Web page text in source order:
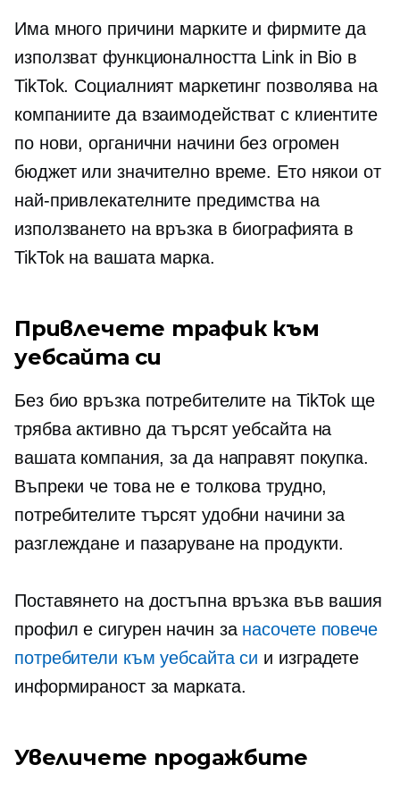
Има много причини марките и фирмите да
използват функционалността Link in Bio в
TikTok. Социалният маркетинг позволява на
компаниите да взаимодействат с клиентите
по нови, органични начини без огромен
бюджет или значително време. Ето някои от
най-привлекателните предимства на
използването на връзка в биографията в
TikTok на вашата марка.
Привлечете трафик към
уебсайта си
Без био връзка потребителите на TikTok ще
трябва активно да търсят уебсайта на
вашата компания, за да направят покупка.
Въпреки че това не е толкова трудно,
потребителите търсят удобни начини за
разглеждане и пазаруване на продукти.
Поставянето на достъпна връзка във вашия
профил е сигурен начин за насочете повече
потребители към уебсайта си и изградете
информираност за марката.
Увеличете продажбите